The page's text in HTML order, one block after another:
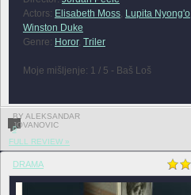
Actors: Elisabeth Moss, Lupita Nyong'o,
Winston Duke
Genre: Horor, Triler
Moje mišljenje: 1 / 5 - Baš Loš
BY ALEKSANDAR
JOVANOVIC
0
FULL REVIEW »
DRAMA